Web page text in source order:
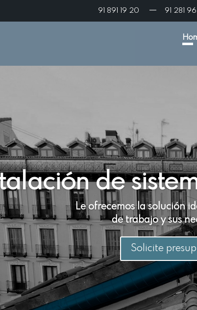
91 891 19 20 — 91 281
de
Le ofrecemos la solución
de trabajo y sus
Solicite